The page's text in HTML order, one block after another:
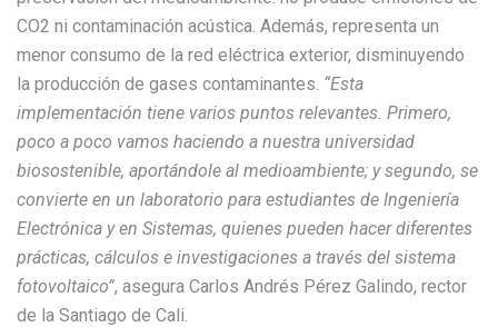
CO2 ni contaminación acústica. Además, representa un
menor consumo de la red eléctrica exterior, disminuyendo
la producción de gases contaminantes. “Esta
implementación tiene varios puntos relevantes. Primero,
poco a poco vamos haciendo a nuestra universidad
biosostenible, aportándole al medioambiente; y segundo, se
convierte en un laboratorio para estudiantes de Ingeniería
Electrónica y en Sistemas, quienes pueden hacer diferentes
prácticas, cálculos e investigaciones a través del sistema
fotovoltaico”, asegura Carlos Andrés Pérez Galindo, rector
de la Santiago de Cali.